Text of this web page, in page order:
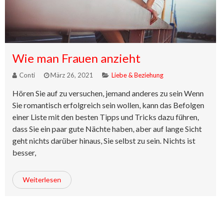
Wie man Frauen anzieht
Conti März 26, 2021 Liebe & Beziehung
Hören Sie auf zu versuchen, jemand anderes zu sein Wenn
Sie romantisch erfolgreich sein wollen, kann das Befolgen
einer Liste mit den besten Tipps und Tricks dazu führen,
dass Sie ein paar gute Nächte haben, aber auf lange Sicht
geht nichts darüber hinaus, Sie selbst zu sein. Nichts ist
besser,
Weiterlesen